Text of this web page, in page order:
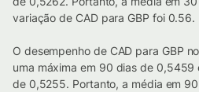
variação de CAD para GBP foi 0.56.
O desempenho de CAD para GBP
uma máxima em 90 dias de 0,5459
de 0,5255. Portanto, a média em